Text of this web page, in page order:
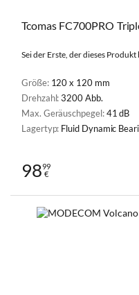
Tcomas FC700PRO
Sei der Erste, der dieses
Größe: 120 x 120 mm
Drehzahl:3200 Abb.
Max. Geräuschpegel:41 dB
Lagertyp: Fluid Dynamic
9899
€